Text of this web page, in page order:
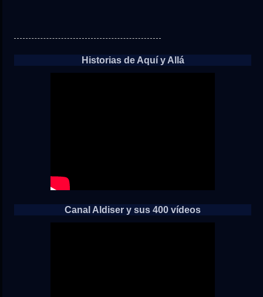
Historias de Aquí y Allá
Canal Aldiser y sus 400 vídeos